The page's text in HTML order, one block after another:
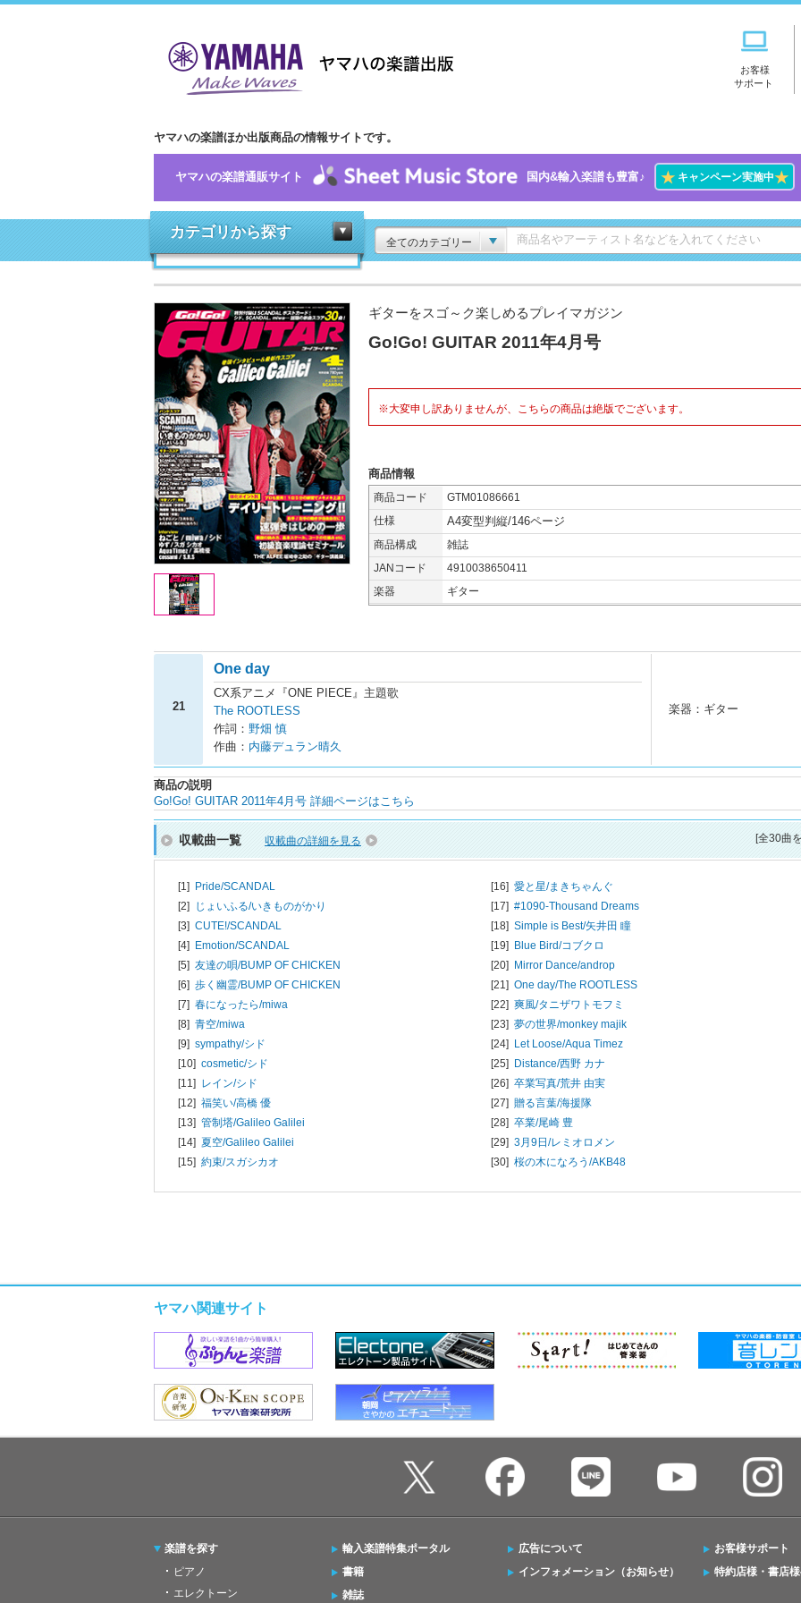
お客様
サポート
ヤマハの楽譜ほか出版商品の情報サイトです。
ヤマハの楽譜通販サイト 国内&輸入楽譜も豊富♪ ★キャンペーン実施中★
カテゴリから探す
全てのカテゴリー
ギターをスゴ～ク楽しめるプレイマガジン
Go!Go! GUITAR 2011年4月号
※大変申し訳ありませんが、こちらの商品は絶版でございます。
商品情報
商品コード
GTM01086661
仕様
A4変型判縦/146ページ
商品構成
雑誌
JANコード
4910038650411
楽器
ギター
21
One day
CX系アニメ『ONE PIECE』主題歌
The ROOTLESS
作詞： 野畑 慎
作曲： 内藤デュラン晴久
楽器：ギター
商品の説明
Go!Go! GUITAR 2011年4月号 詳細ページはこちら
収載曲一覧 収載曲の詳細を見る [全30曲
[1] Pride/SCANDAL
[2] じょいふる/いきものがかり
[3] CUTE!/SCANDAL
[4] Emotion/SCANDAL
[5] 友達の唄/BUMP OF CHICKEN
[6] 歩く幽霊/BUMP OF CHICKEN
[7] 春になったら/miwa
[8] 青空/miwa
[9] sympathy/シド
[10] cosmetic/シド
[11] レイン/シド
[12] 福笑い/高橋 優
[13] 管制塔/Galileo Galilei
[14] 夏空/Galileo Galilei
[15] 約束/スガシカオ
[16] 愛と星/まきちゃんぐ
[17] #1090-Thousand Dreams
[18] Simple is Best/矢井田 瞳
[19] Blue Bird/コブクロ
[20] Mirror Dance/androp
[21] One day/The ROOTLESS
[22] 爽風/タニザワトモフミ
[23] 夢の世界/monkey majik
[24] Let Loose/Aqua Timez
[25] Distance/西野 カナ
[26] 卒業写真/荒井 由実
[27] 贈る言葉/海援隊
[28] 卒業/尾崎 豊
[29] 3月9日/レミオロメン
[30] 桜の木になろう/AKB48
ヤマハ関連サイト
楽譜を探す
ピアノ
エレクトーン
輸入楽譜特集ポータル
書籍
雑誌
広告について
インフォメーション（お知らせ）
お客様サポート
特約店様・書店